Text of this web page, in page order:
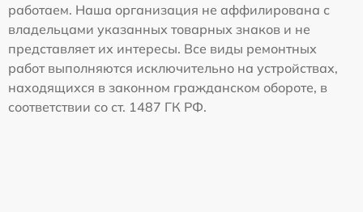
работаем. Наша организация не аффилирована с
владельцами указанных товарных знаков и не
представляет их интересы. Все виды ремонтных
работ выполняются исключительно на устройствах,
находящихся в законном гражданском обороте, в
соответствии со ст. 1487 ГК РФ.